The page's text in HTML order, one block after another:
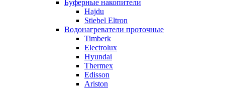
Буферные накопители
Hajdu
Stiebel Eltron
Водонагреватели проточные
Timberk
Electrolux
Hyundai
Thermex
Edisson
Ariston